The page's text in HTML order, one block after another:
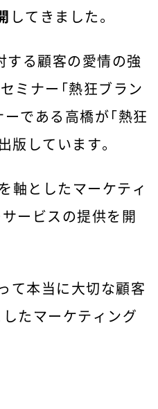
してきました。
する顧客の愛情の強
ミナー「熱狂ブラン
である高橋が「熱狂
版しています。
軸としたマーケティ
ービスの提供を開
て本当に大切な顧客
たマーケティング